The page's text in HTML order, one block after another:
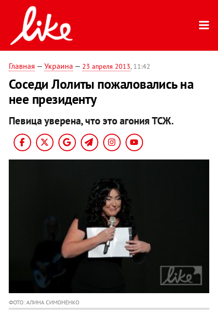
Главная — Украина — 23 апреля 2013, 11:42
Соседи Лолиты пожаловались на
нее президенту
Певица уверена, что это агония ТСЖ.
ФОТО: АЛИНА СИМОНЕНКО